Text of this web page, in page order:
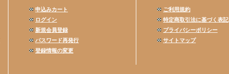
申込みカート
ログイン
新規会員登録
パスワード再発行
登録情報の変更
ご利用規約
特定商取引法に基づく表記
プライバシーポリシー
サイトマップ